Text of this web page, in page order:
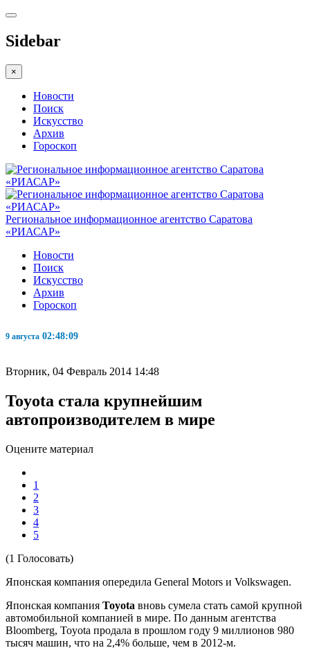
Sidebar
×
Новости
Поиск
Искусство
Архив
Гороскоп
Региональное информационное агентство Саратова
«РИАСАР»
Новости
Поиск
Искусство
Архив
Гороскоп
9 августа 02:48:10
Вторник, 04 Февраль 2014 14:48
Toyota стала крупнейшим
автопроизводителем в мире
Оцените материал
1
2
3
4
5
(1 Голосовать)
Японская компания опередила General Motors и Volkswagen.
Японская компания Toyota вновь сумела стать самой крупной
автомобильной компанией в мире. По данным агентства
Bloomberg, Toyota продала в прошлом году 9 миллионов 980
тысяч машин, что на 2,4% больше, чем в 2012-м.